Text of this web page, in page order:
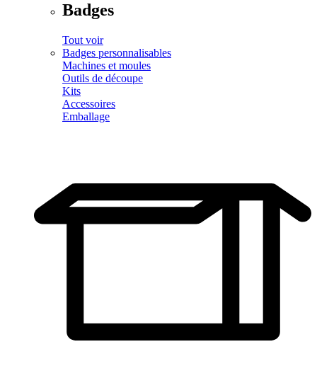
Badges
Tout voir
Badges personnalisables
Machines et moules
Outils de découpe
Kits
Accessoires
Emballage